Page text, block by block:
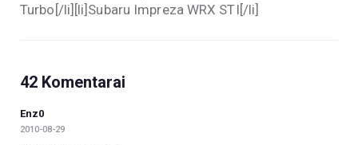
Turbo[/li][li]Subaru Impreza WRX STI[/li]
42 Komentarai
Enz0
2010-08-29